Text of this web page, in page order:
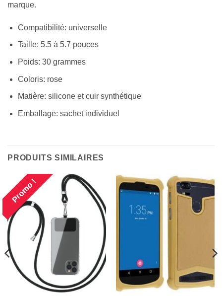
marque.
Compatibilité: universelle
Taille: 5.5 à 5.7 pouces
Poids: 30 grammes
Coloris: rose
Matière: silicone et cuir synthétique
Emballage: sachet individuel
PRODUITS SIMILAIRES
Promo !